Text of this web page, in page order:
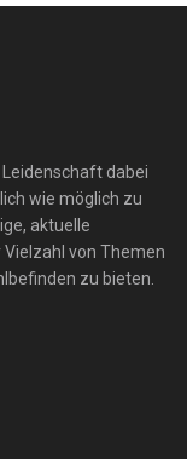
dabei
wie möglich zu
aktuelle
von Themen
zu bieten.